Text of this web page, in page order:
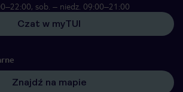
sob. – niedz. 09:00–21:00
Czat w myTUI
Znajdź na mapie